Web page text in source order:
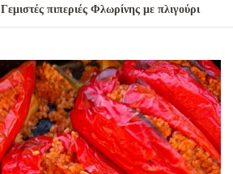
Γεμιστές πιπεριές Φλωρίνης με πλιγούρι